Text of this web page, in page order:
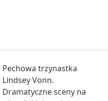
Pechowa trzynastka
Lindsey Vonn.
Dramatyczne sceny na